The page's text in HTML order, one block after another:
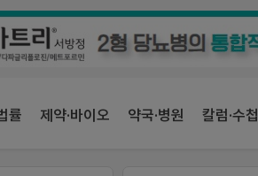
률 제약·바이오 약국·병원 칼럼·수첩